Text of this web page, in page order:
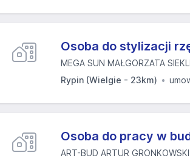
Osoba do stylizacji
MEGA SUN MAŁGORZATA
Rypin (Wielgie - 23km)
Osoba do pracy w
ART-BUD ARTUR